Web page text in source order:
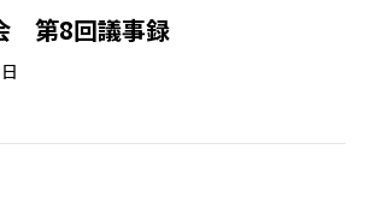
第8回議事録